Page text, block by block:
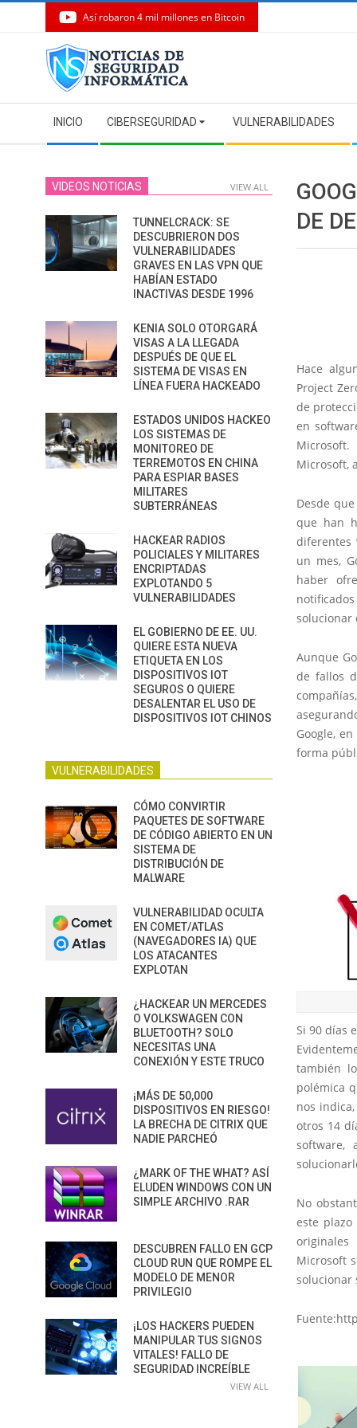
Así robaron 4 mil millones en Bitcoin
Navigation
Menu
INICIO CIBERSEGURIDAD VULNERABILIDADES
DE
Hace
Project
de
en
Microsoft,
Desde
que han
diferentes
un mes,
haber
solucionar
Aunque
de fallos
Google,
forma
Si 90 días
también
polémica
nos
otros 14
software,
No
este
Microsoft
solucionar
VIDEOS NOTICIAS VIEW ALL
TUNNELCRACK: SE
DESCUBRIERON DOS
VULNERABILIDADES
GRAVES EN LAS VPN QUE
HABÍAN ESTADO
INACTIVAS DESDE 1996
KENIA SOLO OTORGARÁ
VISAS A LA LLEGADA
DESPUÉS DE QUE EL
SISTEMA DE VISAS EN
LÍNEA FUERA HACKEADO
ESTADOS UNIDOS HACKEO
LOS SISTEMAS DE
MONITOREO DE
TERREMOTOS EN CHINA
PARA ESPIAR BASES
MILITARES
SUBTERRÁNEAS
HACKEAR RADIOS
POLICIALES Y MILITARES
ENCRIPTADAS
EXPLOTANDO 5
VULNERABILIDADES
EL GOBIERNO DE EE. UU.
QUIERE ESTA NUEVA
ETIQUETA EN LOS
DISPOSITIVOS IOT
SEGUROS O QUIERE
DESALENTAR EL USO DE
DISPOSITIVOS IOT CHINOS
VULNERABILIDADES
CÓMO CONVIRTIR
PAQUETES DE SOFTWARE
DE CÓDIGO ABIERTO EN UN
SISTEMA DE
DISTRIBUCIÓN DE
MALWARE
VULNERABILIDAD OCULTA
EN COMET/ATLAS
(NAVEGADORES IA) QUE
LOS ATACANTES
EXPLOTAN
¿HACKEAR UN MERCEDES
O VOLKSWAGEN CON
BLUETOOTH? SOLO
NECESITAS UNA
CONEXIÓN Y ESTE TRUCO
¡MÁS DE 50,000
DISPOSITIVOS EN RIESGO!
LA BRECHA DE CITRIX QUE
NADIE PARCHEÓ
¿MARK OF THE WHAT? ASÍ
ELUDEN WINDOWS CON UN
SIMPLE ARCHIVO .RAR
DESCUBREN FALLO EN GCP
CLOUD RUN QUE ROMPE EL
MODELO DE MENOR
PRIVILEGIO
¡LOS HACKERS PUEDEN
MANIPULAR TUS SIGNOS
VITALES! FALLO DE
SEGURIDAD INCREÍBLE
VIEW ALL